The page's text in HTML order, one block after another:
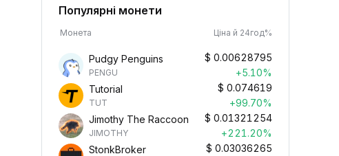
Популярні монети
Монета Ціна й 24год%
Pudgy Penguins
PENGU
$ 0.00628795
+5.10%
Tutorial
TUT
$ 0.074619
+99.70%
Jimothy The Raccoon
JIMOTHY
$ 0.01321254
+221.20%
StonkBroker
$ 0.03036265